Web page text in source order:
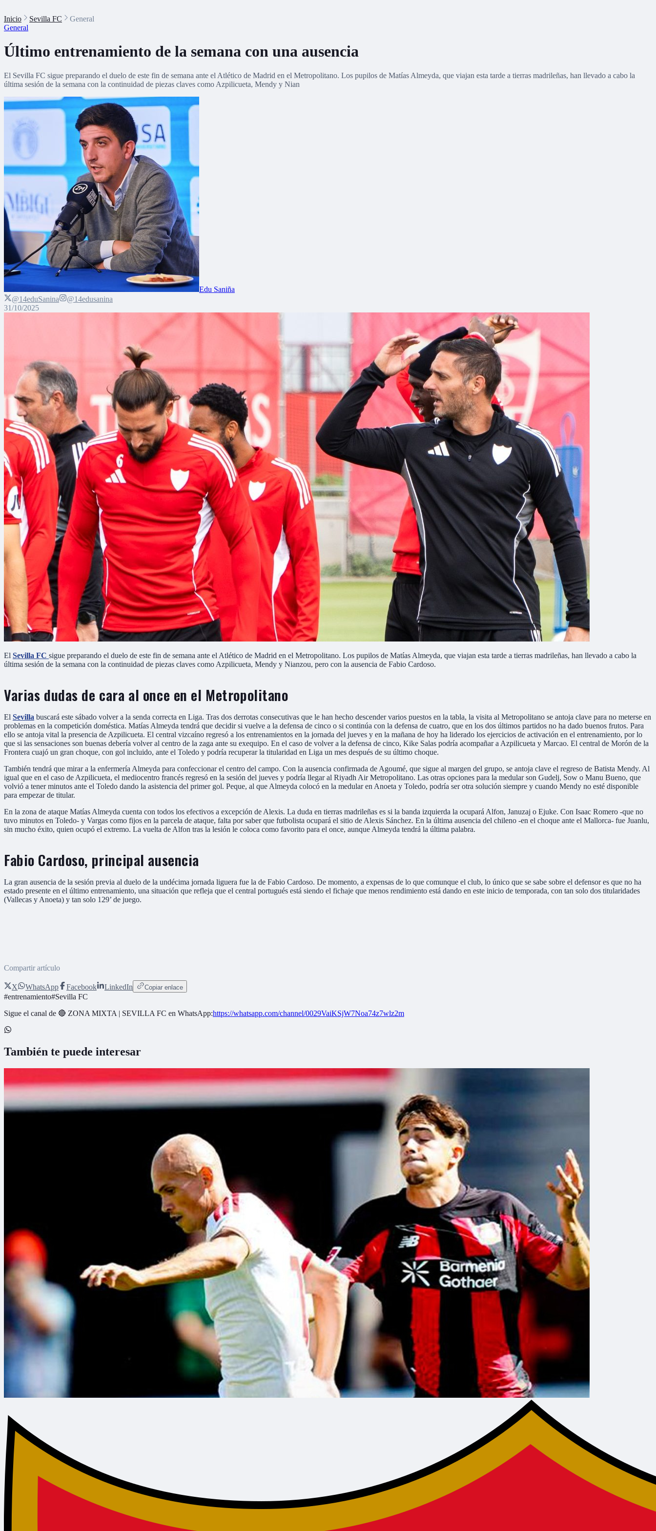
Inicio Sevilla FC
General
General
Último entrenamiento de la semana con una ausencia
El Sevilla FC sigue preparando el duelo de este fin de semana ante el Atlético de Madrid en el Metropolitano. Los pupilos de Matías Almeyda, que viajan esta tarde a tierras madrileñas, han llevado a cabo la
última sesión de la semana con la continuidad de piezas claves como Azpilicueta, Mendy y Nian
Edu Saniña
@14eduSanina
@14edusanina
31/10/2025
El Sevilla FC sigue preparando el duelo de este fin de semana ante el Atlético de Madrid en el Metropolitano. Los pupilos de Matías Almeyda, que viajan esta tarde a tierras madrileñas, han llevado a cabo la
última sesión de la semana con la continuidad de piezas claves como Azpilicueta, Mendy y Nianzou, pero con la ausencia de Fabio Cardoso.
Varias dudas de cara al once en el Metropolitano
El Sevilla buscará este sábado volver a la senda correcta en Liga. Tras dos derrotas consecutivas que le han hecho descender varios puestos en la tabla, la visita al Metropolitano se antoja clave para no meterse en
problemas en la competición doméstica. Matías Almeyda tendrá que decidir si vuelve a la defensa de cinco o si continúa con la defensa de cuatro, que en los dos últimos partidos no ha dado buenos frutos. Para
ello se antoja vital la presencia de Azpilicueta. El central vizcaíno regresó a los entrenamientos en la jornada del jueves y en la mañana de hoy ha liderado los ejercicios de activación en el entrenamiento, por lo
que si las sensaciones son buenas debería volver al centro de la zaga ante su exequipo. En el caso de volver a la defensa de cinco, Kike Salas podría acompañar a Azpilicueta y Marcao. El central de Morón de la
Frontera cuajó un gran choque, con gol incluido, ante el Toledo y podría recuperar la titularidad en Liga un mes después de su último choque.
También tendrá que mirar a la enfermería Almeyda para confeccionar el centro del campo. Con la ausencia confirmada de Agoumé, que sigue al margen del grupo, se antoja clave el regreso de Batista Mendy. Al
igual que en el caso de Azpilicueta, el mediocentro francés regresó en la sesión del jueves y podría llegar al Riyadh Air Metropolitano. Las otras opciones para la medular son Gudelj, Sow o Manu Bueno, que
volvió a tener minutos ante el Toledo dando la asistencia del primer gol. Peque, al que Almeyda colocó en la medular en Anoeta y Toledo, podría ser otra solución siempre y cuando Mendy no esté disponible
para empezar de titular.
En la zona de ataque Matías Almeyda cuenta con todos los efectivos a excepción de Alexis. La duda en tierras madrileñas es si la banda izquierda la ocupará Alfon, Januzaj o Ejuke. Con Isaac Romero -que no
tuvo minutos en Toledo- y Vargas como fijos en la parcela de ataque, falta por saber que futbolista ocupará el sitio de Alexis Sánchez. En la última ausencia del chileno -en el choque ante el Mallorca- fue Juanlu,
sin mucho éxito, quien ocupó el extremo. La vuelta de Alfon tras la lesión le coloca como favorito para el once, aunque Almeyda tendrá la última palabra.
Fabio Cardoso, principal ausencia
La gran ausencia de la sesión previa al duelo de la undécima jornada liguera fue la de Fabio Cardoso. De momento, a expensas de lo que comunque el club, lo único que se sabe sobre el defensor es que no ha
estado presente en el último entrenamiento, una situación que refleja que el central portugués está siendo el fichaje que menos rendimiento está dando en este inicio de temporada, con tan solo dos titularidades
(Vallecas y Anoeta) y tan solo 129’ de juego.
Compartir artículo
X WhatsApp Facebook LinkedIn Copiar enlace
#entrenamiento#Sevilla FC
Sigue el canal de 🔴 ZONA MIXTA | SEVILLA FC en WhatsApp:https://whatsapp.com/channel/0029VaiKSjW7Noa74z7wlz2m
También te puede interesar